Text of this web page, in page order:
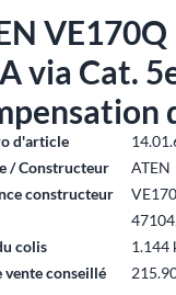
via Cat.
d'article
/ Constructeur
ATEN
constructeur
colis
1.144
vente conseillé